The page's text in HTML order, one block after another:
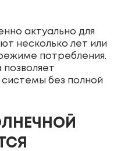
актуально для
несколько лет или
потребления.
без полной